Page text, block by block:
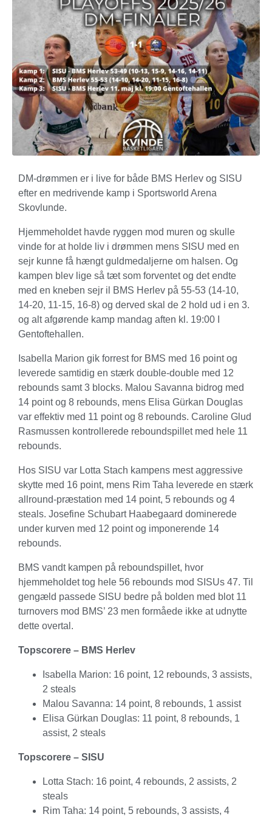
DM-drømmen er i live for både BMS Herlev og SISU
efter en medrivende kamp i Sportsworld Arena
Skovlunde.
Hjemmeholdet havde ryggen mod muren og skulle
vinde for at holde liv i drømmen mens SISU med en
sejr kunne få hængt guldmedaljerne om halsen. Og
kampen blev lige så tæt som forventet og det endte
med en kneben sejr il BMS Herlev på 55-53 (14-10,
14-20, 11-15, 16-8) og derved skal de 2 hold ud i en 3.
og alt afgørende kamp mandag aften kl. 19:00 I
Gentoftehallen.
Isabella Marion gik forrest for BMS med 16 point og
leverede samtidig en stærk double-double med 12
rebounds samt 3 blocks. Malou Savanna bidrog med
14 point og 8 rebounds, mens Elisa Gürkan Douglas
var effektiv med 11 point og 8 rebounds. Caroline Glud
Rasmussen kontrollerede reboundspillet med hele 11
rebounds.
Hos SISU var Lotta Stach kampens mest aggressive
skytte med 16 point, mens Rim Taha leverede en stærk
allround-præstation med 14 point, 5 rebounds og 4
steals. Josefine Schubart Haabegaard dominerede
under kurven med 12 point og imponerende 14
rebounds.
BMS vandt kampen på reboundspillet, hvor
hjemmeholdet tog hele 56 rebounds mod SISUs 47. Til
gengæld passede SISU bedre på bolden med blot 11
turnovers mod BMS’ 23 men formåede ikke at udnytte
dette overtal.
Topscorere – BMS Herlev
Isabella Marion: 16 point, 12 rebounds, 3 assists,
2 steals
Malou Savanna: 14 point, 8 rebounds, 1 assist
Elisa Gürkan Douglas: 11 point, 8 rebounds, 1
assist, 2 steals
Topscorere – SISU
Lotta Stach: 16 point, 4 rebounds, 2 assists, 2
steals
Rim Taha: 14 point, 5 rebounds, 3 assists, 4